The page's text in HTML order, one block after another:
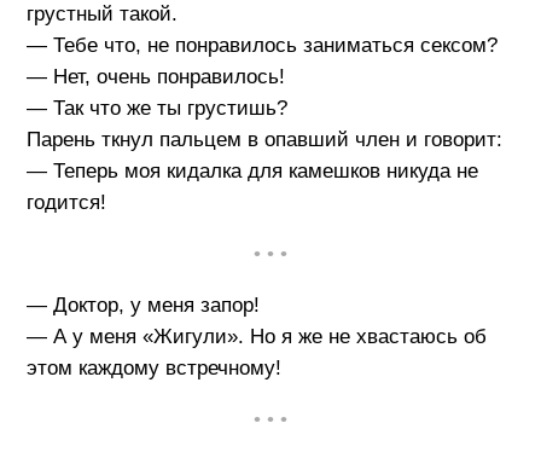
грустный такой.
— Тебе что, не понравилось заниматься сексом?
— Нет, очень понравилось!
— Так что же ты грустишь?
Парень ткнул пальцем в опавший член и говорит:
— Теперь моя кидалка для камешков никуда не
годится!
• • •
— Доктор, у меня запор!
— А у меня «Жигули». Но я же не хвастаюсь об
этом каждому встречному!
• • •